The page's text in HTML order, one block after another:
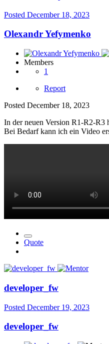
Posted December 18, 2023
Olexandr Yefymenko
Members
1
Report
Posted December 18, 2023
In der neuen Version R1-R2-R3
Bei Bedarf kann ich ein Video
Quote
developer_fw
Posted December 19, 2023
developer_fw